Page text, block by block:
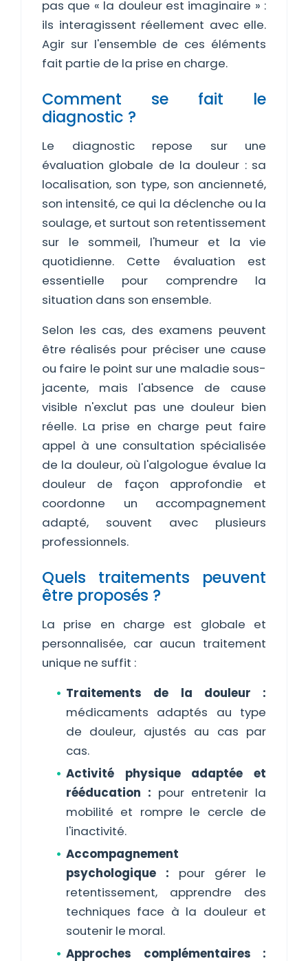
pas que « la douleur est imaginaire » :
ils interagissent réellement avec elle.
Agir sur l'ensemble de ces éléments
fait partie de la prise en charge.
Comment se fait le
diagnostic ?
Le diagnostic repose sur une
évaluation globale de la douleur : sa
localisation, son type, son ancienneté,
son intensité, ce qui la déclenche ou la
soulage, et surtout son retentissement
sur le sommeil, l'humeur et la vie
quotidienne. Cette évaluation est
essentielle pour comprendre la
situation dans son ensemble.
Selon les cas, des examens peuvent
être réalisés pour préciser une cause
ou faire le point sur une maladie sous-
jacente, mais l'absence de cause
visible n'exclut pas une douleur bien
réelle. La prise en charge peut faire
appel à une consultation spécialisée
de la douleur, où l'algologue évalue la
douleur de façon approfondie et
coordonne un accompagnement
adapté, souvent avec plusieurs
professionnels.
Quels traitements peuvent
être proposés ?
La prise en charge est globale et
personnalisée, car aucun traitement
unique ne suffit :
Traitements de la douleur :
médicaments adaptés au type
de douleur, ajustés au cas par
cas.
Activité physique adaptée et
rééducation : pour entretenir la
mobilité et rompre le cercle de
l'inactivité.
Accompagnement
psychologique : pour gérer le
retentissement, apprendre des
techniques face à la douleur et
soutenir le moral.
Approches complémentaires :